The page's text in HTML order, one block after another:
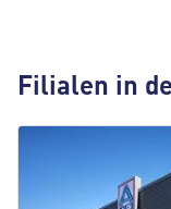
Filialen in